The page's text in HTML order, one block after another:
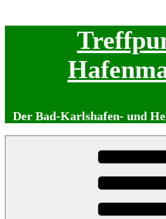
Der Bad-Karlshafen- und